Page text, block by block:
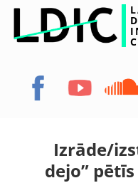
Izrāde/
dejo”